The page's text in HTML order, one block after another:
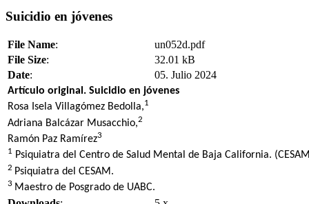
Suicidio en jóvenes
File Name:
un052d.pdf
File Size:
32.01 kB
Date: 05. Julio 2024
Artículo original. Suicidio en jóvenes
Rosa Isela Villagómez Bedolla,1
Adriana Balcázar Musacchio,2
Ramón Paz Ramírez3
1 Psiquiatra del Centro de Salud Mental de Baja California.
2 Psiquiatra del CESAM.
3 Maestro de Posgrado de UABC.